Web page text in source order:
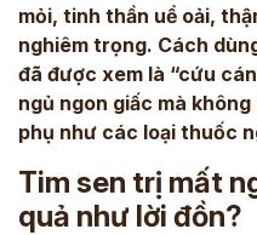
mỏi, tinh thần uể oải,
nghiêm trọng. Cách
đã được xem là “cứu
ngủ ngon giấc mà
phụ như các loại thuốc
Tim sen trị mất
quả như lời đồn?